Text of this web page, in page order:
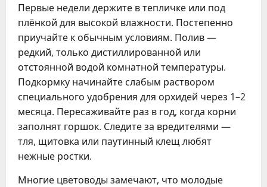
Первые недели держите в тепличке или под
плёнкой для высокой влажности. Постепенно
приучайте к обычным условиям. Полив —
редкий, только дистиллированной или
отстоянной водой комнатной температуры.
Подкормку начинайте слабым раствором
специального удобрения для орхидей через 1–2
месяца. Пересаживайте раз в год, когда корни
заполнят горшок. Следите за вредителями —
тля, щитовка или паутинный клещ любят
нежные ростки.
Многие цветоводы замечают, что молодые